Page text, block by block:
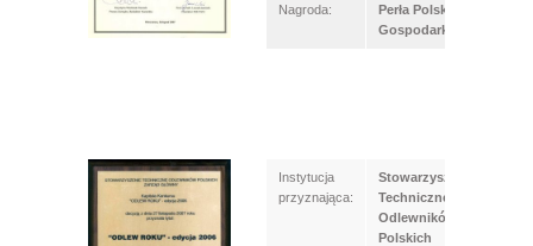
Nagroda:
Perła Polskiej
Gospodarki
Instytucja
przyznająca:
Stowarzyszenie
Techniczne
Odlewników
Polskich